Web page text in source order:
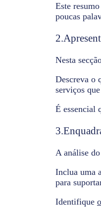
Este
poucas
Nesta
Descreva o
serviços
É essencial
A análise
Inclua uma
para
Identifique